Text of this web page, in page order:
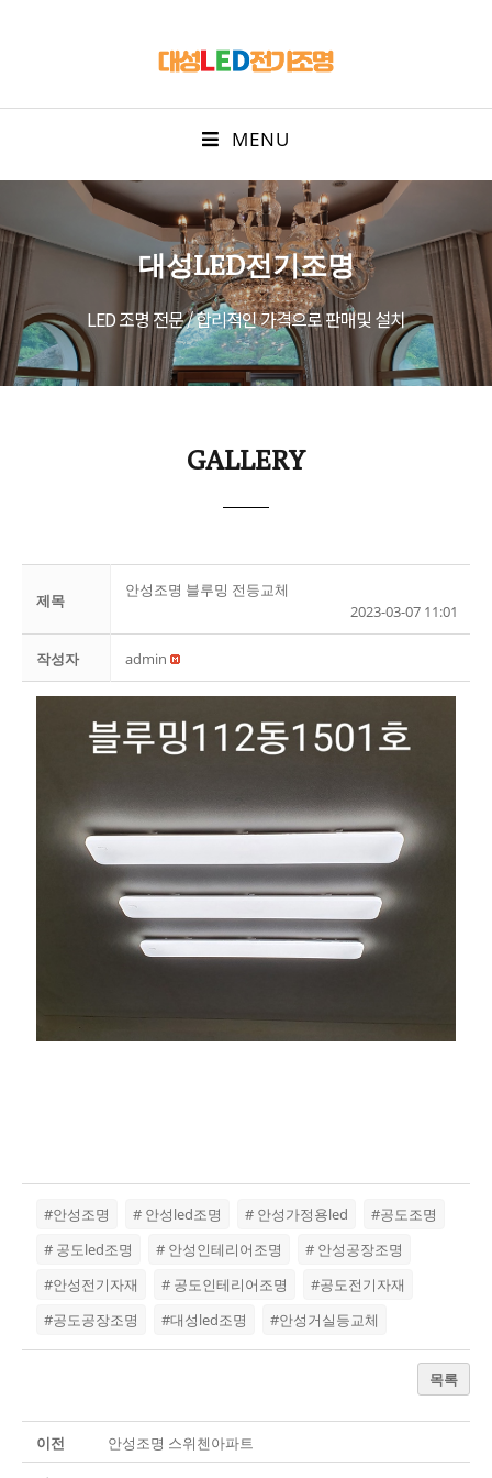
MENU
대성LED전기조명
LED 조명 전문 / 합리적인 가격으로 판매및 설치
GALLERY
제목
안성조명 블루밍 전등교체
2023-03-07 11:01
작성자 admin
#안성조명 # 안성led조명 # 안성가정용led
#공도조명
# 공도led조명
# 안성인테리어조명
# 안성공장조명
#안성전기자재
# 공도인테리어조명
#공도전기자재
#공도공장조명
#대성led조명 #안성거실등교체
목록
이전 안성조명 스위첸아파트